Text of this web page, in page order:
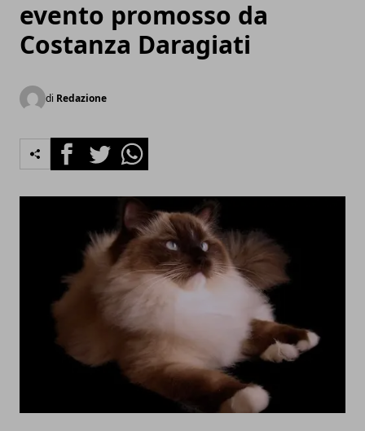
evento promosso da
Costanza Daragiati
di Redazione
FacebookTwitterWhatsapp